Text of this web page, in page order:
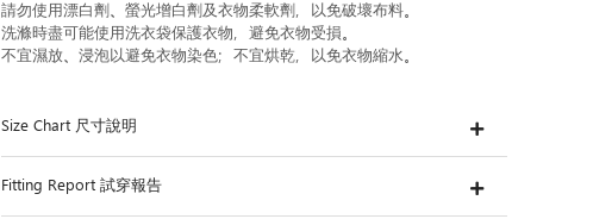
請勿使用漂白劑、螢光增白劑及衣物柔軟劑，以免破壞布料。
洗滌時盡可能使用洗衣袋保護衣物，避免衣物受損。
不宜濕放、浸泡以避免衣物染色；不宜烘乾，以免衣物縮水。
Size Chart 尺寸說明
Fitting Report 試穿報告